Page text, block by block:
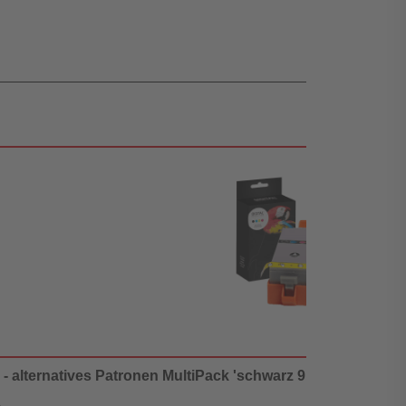
- alternatives Patronen MultiPack 'schwarz 9 ml | 200